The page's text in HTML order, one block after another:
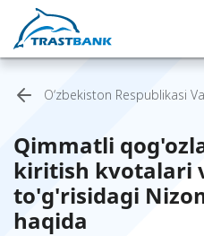
O‘zbekiston Respublikasi
Qimmatli
kiritish kvotalari
to'g'risidagi
haqida